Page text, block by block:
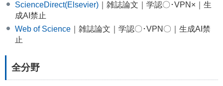
ScienceDirect(Elsevier) ｜雑誌論文｜学認〇･VPN×｜生
成AI禁止
Web of Science ｜雑誌論文｜学認〇･VPN〇｜生成AI禁
止
全分野